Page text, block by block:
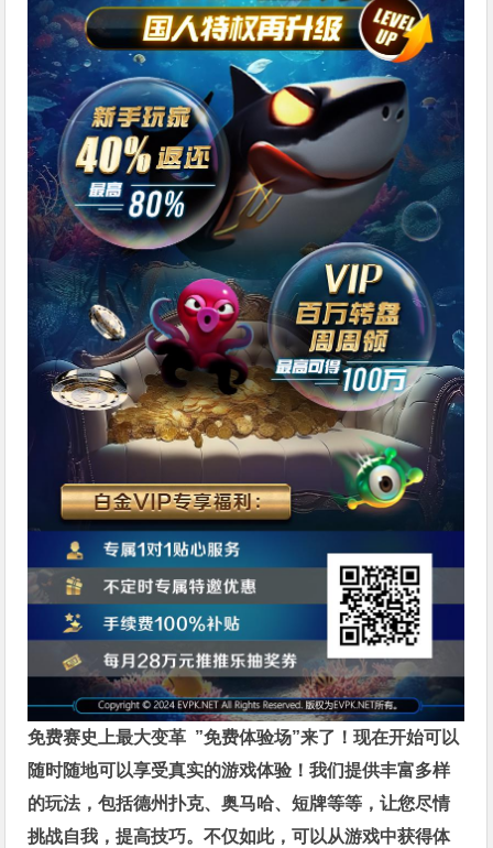
免费赛史上最大变革 ”免费体验场”来了！现在开始可以
随时随地可以享受真实的游戏体验！我们提供丰富多样
的玩法，包括德州扑克、奥马哈、短牌等等，让您尽情
挑战自我，提高技巧。不仅如此，可以从游戏中获得体